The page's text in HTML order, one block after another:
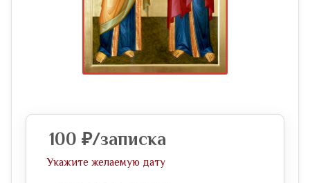
100 ₽/записка
Укажите желаемую дату